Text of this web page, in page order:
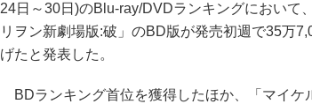
24日～30日)のBlu-ray/DVDランキングにおいて
リヲン新劇場版:破」のBD版が発売初週で35万
げたと発表した。
BDランキング首位を獲得したほか、「マイケ